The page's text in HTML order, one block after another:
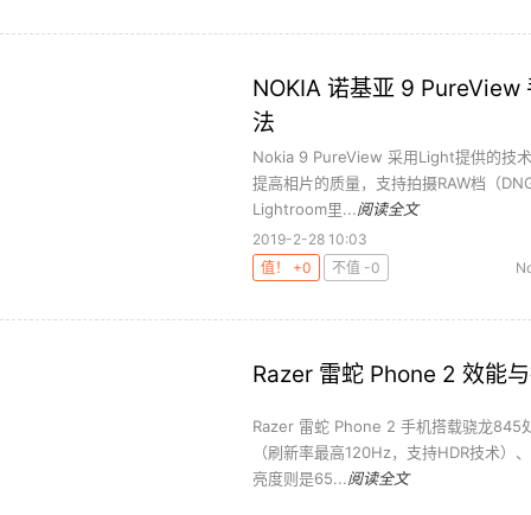
NOKIA 诺基亚 9 PureView
法
Nokia 9 PureView 采用Light提供的技
提高相片的质量，支持拍摄RAW档（
Lightroom里...阅读全文
2019-2-28 10:03
值！ +0
不值 -0
Razer 雷蛇 Phone 2 效能
Razer 雷蛇 Phone 2 手机搭载骁龙845
（刷新率最高120Hz，支持HDR技术
亮度则是65...阅读全文